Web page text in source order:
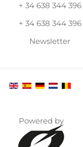
+ 34 638 344 396
+ 34 638 344 396
Newsletter
Powered by